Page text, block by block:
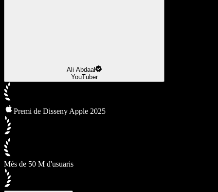
Ali Abdaal
YouTuber
Premi de Disseny Apple 2025
Més de 50 M d'usuaris